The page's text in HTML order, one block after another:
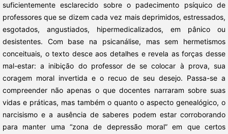
suficientemente esclarecido sobre o padecimento psíquico de
professores que se dizem cada vez mais deprimidos, estressados,
esgotados, angustiados, hipermedicalizados, em pânico ou
desistentes. Com base na psicanálise, mas sem hermetismos
conceituais, o texto desce aos detalhes e revela as forças desse
mal-estar: a inibição do professor de se colocar à prova, sua
coragem moral invertida e o recuo de seu desejo. Passa-se a
compreender não apenas o que docentes narraram sobre suas
vidas e práticas, mas também o quanto o aspecto genealógico, o
narcisismo e a ausência de saberes podem estar corroborando
para manter uma “zona de depressão moral” em que certos